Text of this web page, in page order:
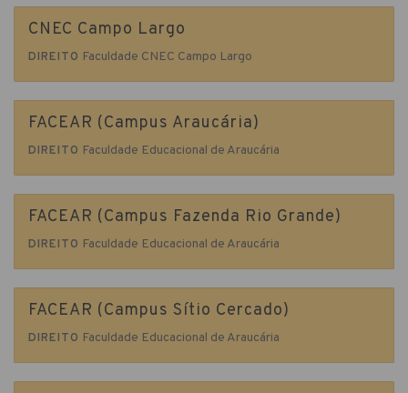
CNEC Campo Largo
DIREITO Faculdade CNEC Campo Largo
FACEAR (Campus Araucária)
DIREITO Faculdade Educacional de Araucária
FACEAR (Campus Fazenda Rio Grande)
DIREITO Faculdade Educacional de Araucária
FACEAR (Campus Sítio Cercado)
DIREITO Faculdade Educacional de Araucária